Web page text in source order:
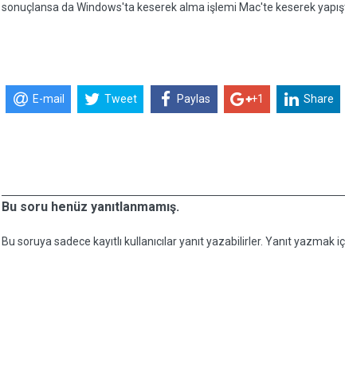
sonuçlansa da Windows'ta keserek alma işlemi Mac'te keserek
E-mail Tweet Paylas +1 Share
Bu soru henüz yanıtlanmamış.
Bu soruya sadece kayıtlı kullanıcılar yanıt yazabilirler. Yanıt yazmak